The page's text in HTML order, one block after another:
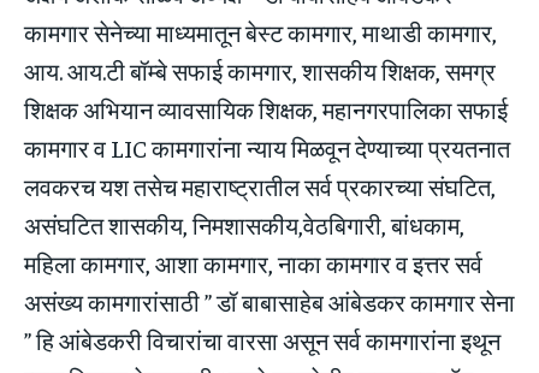
कामगार सेनेच्या माध्यमातून बेस्ट कामगार, माथाडी कामगार,
आय. आय.टी बॉम्बे सफाई कामगार, शासकीय शिक्षक, समग्र
शिक्षक अभियान व्यावसायिक शिक्षक, महानगरपालिका सफाई
कामगार व LIC कामगारांना न्याय मिळवून देण्याच्या प्रयतनात
लवकरच यश तसेच महाराष्ट्रातील सर्व प्रकारच्या संघटित,
असंघटित शासकीय, निमशासकीय,वेठबिगारी, बांधकाम,
महिला कामगार, आशा कामगार, नाका कामगार व इत्तर सर्व
असंख्य कामगारांसाठी ” डॉ बाबासाहेब आंबेडकर कामगार सेना
” हि आंबेडकरी विचारांचा वारसा असून सर्व कामगारांना इथून